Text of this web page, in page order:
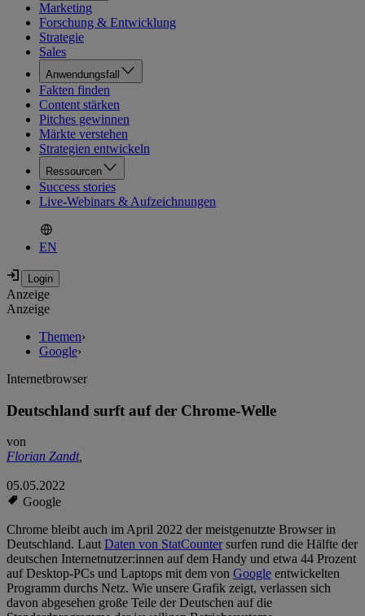
Marketing
Forschung & Entwicklung
Strategie
Sales
Anwendungsfall
Fakten finden
Content stärken
Pitches gewinnen
Märkte verstehen
Strategien entwickeln
Ressourcen
Success stories
Live-Webinars & Aufzeichnungen
EN
Anzeige
Anzeige
Themen›
Google›
Internetbrowser
Deutschland surft auf der Chrome-Welle
von
Florian Zandt,
05.05.2022
Google
Chrome bleibt auch im April 2022 der meistgenutzte Browser in
Deutschland. LautDaten von StatCountersurfen rund die Hälfte der
deutschen Internetnutzer:innen auf dem Handy und etwa 44 Prozent
auf Desktop-PCs und Laptops mit dem von Google entwickelten
Programm durchs Netz. Wie unsere Grafik zeigt, verlassen sich
davon abgesehen große Teile der Deutschen auf die